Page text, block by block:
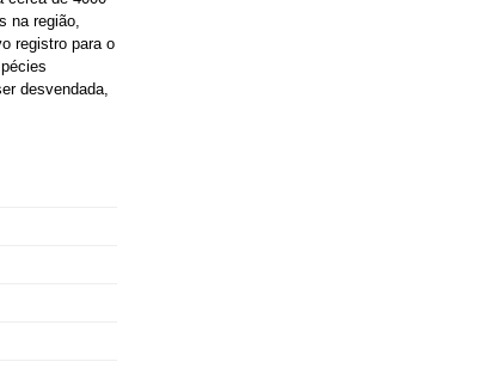
na região,
registro para o
desvendada,